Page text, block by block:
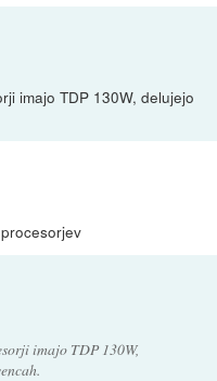
imajo TDP 130W, delujejo
imajo TDP 130W,